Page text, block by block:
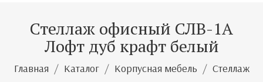
Стеллаж офисный СЛВ-1А
Лофт дуб крафт белый
Главная Каталог Корпусная мебель Стеллаж